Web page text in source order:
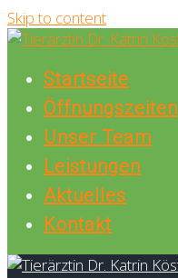
Skip to content
Startseite
Öffnungszeiten
Unser Team
Leistungen
Aktuelles
Kontakt